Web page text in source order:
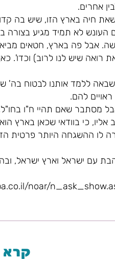
אחרים.
חיה בארץ הזו, שיש בה
לא תמיד מגיע בצורה
אבל פה בארץ, חטאים
רואה שיש לנו לרוב) וכדו'.
ללמד אותנו לבטוח בה'
להם.
אבל מסתבר שאם תהיי ח"ו
כי בוודאי שכאן בארץ
לו ההשגחה היותר פרטית
עם ישראל וארץ ישראל,
קרא